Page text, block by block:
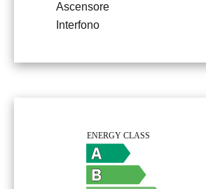
Ascensore
Interfono